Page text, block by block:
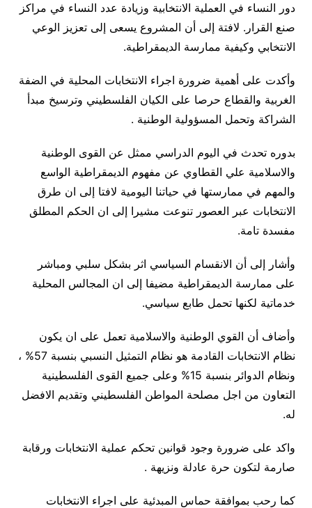
دور النساء في العملية الانتخابية وزيادة عدد النساء في مراكز
صنع القرار. لافتة إلى أن المشروع يسعى إلى تعزيز الوعي
الانتخابي وكيفية ممارسة الديمقراطية.
وأكدت على أهمية ضرورة اجراء الانتخابات المحلية في الضفة
الغربية والقطاع حرصا على الكيان الفلسطيني وترسيخ مبدأ
الشراكة وتحمل المسؤولية الوطنية .
بدوره تحدث في اليوم الدراسي ممثل عن القوى الوطنية
والاسلامية علي القطاوي عن مفهوم الديمقراطية الواسع
والمهم في ممارستها في حياتنا اليومية لافتا إلى ان طرق
الانتخابات عبر العصور تنوعت مشيرا إلى ان الحكم المطلق
مفسدة تامة.
وأشار إلى أن الانقسام السياسي اثر بشكل سلبي ومباشر
على ممارسة الديمقراطية مضيفا إلى ان المجالس المحلية
خدماتية لكنها تحمل طابع سياسي.
وأضاف أن القوي الوطنية والاسلامية تعمل على ان يكون
نظام الانتخابات القادمة هو نظام التمثيل النسبي بنسبة 57% ،
ونظام الدوائر بنسبة 15% وعلى جميع القوى الفلسطينية
التعاون من اجل مصلحة المواطن الفلسطيني وتقديم الافضل
له.
واكد على ضرورة وجود قوانين تحكم عملية الانتخابات ورقابة
صارمة لتكون حرة عادلة ونزيهة .
كما رحب بموافقة حماس المبدئية على اجراء الانتخابات